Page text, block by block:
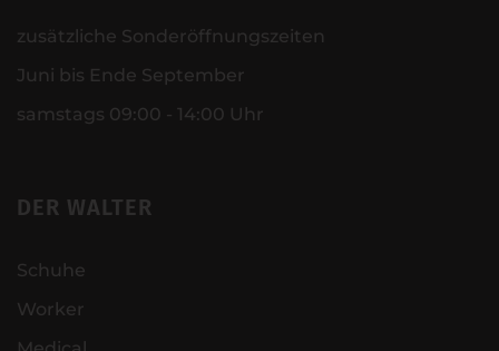
zusätzliche Sonderöffnungszeiten
Juni bis Ende September
samstags 09:00 - 14:00 Uhr
DER WALTER
Schuhe
Worker